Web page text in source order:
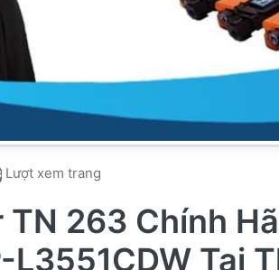
Lượt xem trang
263 Chính
L3551CDW Tại